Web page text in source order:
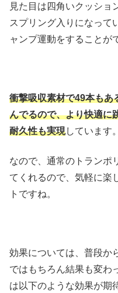
見た目は四角いクッショ
スプリング入りになって
ャンプ運動をすることが
衝撃吸収素材で49本もあ
んでるので、より快適に
耐久性も実現しています。
なので、通常のトランポ
てくれるので、気軽に楽
トですね。
効果については、普段か
ではもちろん結果も変わ
は以下のような効果が期